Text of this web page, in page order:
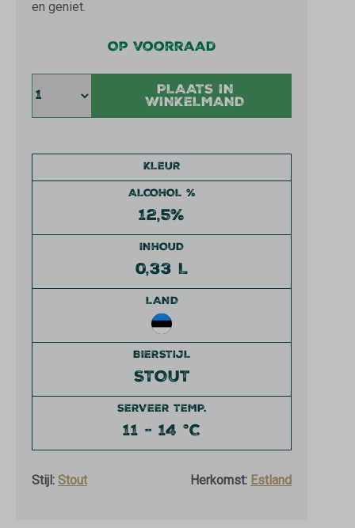
en geniet.
KLEUR
ALCOHOL %
12,5%
INHOUD
0,33 L
LAND
BIERSTIJL
STOUT
SERVEER TEMP.
11 - 14 °C
Stijl: Stout Herkomst: Estland
Op voorraad
PLAATS IN
WINKELMAND